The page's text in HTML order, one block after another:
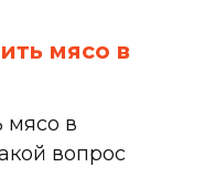
мясо в
мясо в
вопрос